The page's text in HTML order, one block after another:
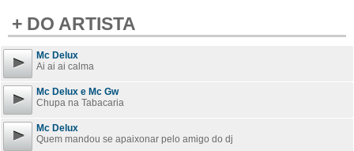
+ DO ARTISTA
Mc Delux
Ai ai ai calma
Mc Delux e Mc Gw
Chupa na Tabacaria
Mc Delux
Quem mandou se apaixonar pelo amigo do dj